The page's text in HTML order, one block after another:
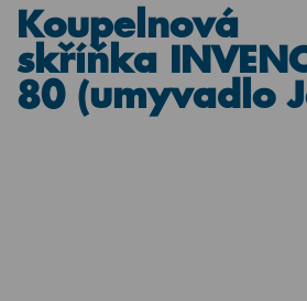
Koupelnová
skříňka
80 (umyvadlo